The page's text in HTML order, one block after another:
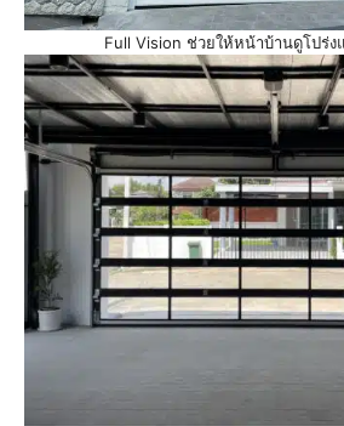
Full Vision ช่วยให้หน้าบ้านดูโปร่